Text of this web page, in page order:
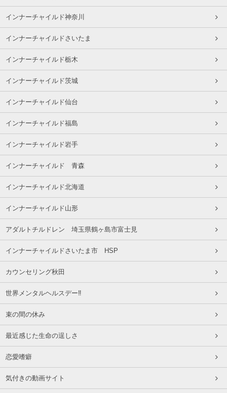
インナーチャイルド神奈川
インナーチャイルドさいたま
インナーチャイルド栃木
インナーチャイルド茨城
インナーチャイルド仙台
インナーチャイルド福島
インナーチャイルド岩手
インナーチャイルド 青森
インナーチャイルド北海道
インナーチャイルド山形
アダルトチルドレン 埼玉県鶴ヶ島市富士見
インナーチャイルドさいたま市 HSP
カウンセリング秋田
世界メンタルヘルスデー‼️
束の間の休み
最近感じた生命の逞しさ
恋愛嗜癖
気付きの動画サイト